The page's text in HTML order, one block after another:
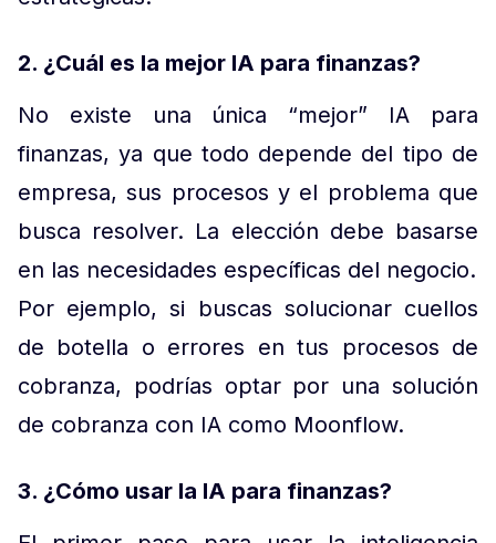
2. ¿Cuál es la mejor IA para finanzas?
No existe una única “mejor” IA para
finanzas, ya que todo depende del tipo de
empresa, sus procesos y el problema que
busca resolver. La elección debe basarse
en las necesidades específicas del negocio.
Por ejemplo, si buscas solucionar cuellos
de botella o errores en tus procesos de
cobranza, podrías optar por una solución
de cobranza con IA como Moonflow.
3. ¿Cómo usar la IA para finanzas?